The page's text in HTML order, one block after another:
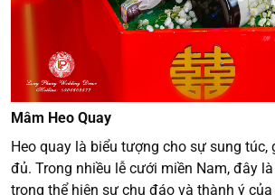
Mâm Heo Quay
Heo quay là biểu tượng cho sự sung túc,
đủ. Trong nhiều lễ cưới miền Nam, đây
trọng thể hiện sự chu đáo và thành ý